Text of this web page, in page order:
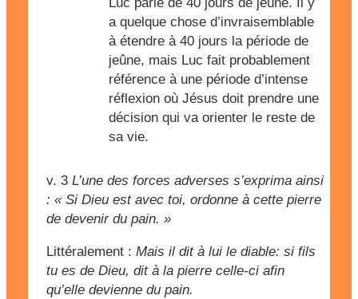
a quelque chose d’invraisemblable
à étendre à 40 jours la période de
jeûne, mais Luc fait probablement
référence à une période d’intense
réflexion où Jésus doit prendre une
décision qui va orienter le reste de
sa vie.
v. 3 L’une des forces adverses s’exprima ainsi
: « Si Dieu est avec toi, ordonne à cette pierre
de devenir du pain. »
Littéralement : Mais il dit à lui le diable: si fils
tu es de Dieu, dit à la pierre celle-ci afin
qu’elle devienne du pain.